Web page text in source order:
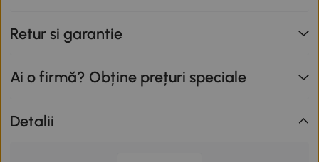
Retur si garantie
Ai o firmă? Obține prețuri speciale
Detalii